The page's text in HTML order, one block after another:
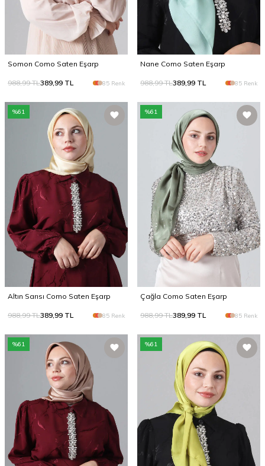
Somon Como Saten Eşarp
988,99TL389,99 TL 85 Renk
Nane Como Saten Eşarp
988,99TL389,99 TL 85 Renk
%61
Altın Sarısı Como Saten Eşarp
988,99TL389,99 TL 85 Renk
%61
Çağla Como Saten Eşarp
988,99TL389,99 TL 85 Renk
%61 %61